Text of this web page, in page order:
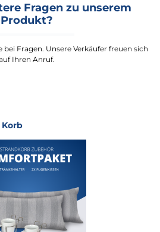
Fragen zu unserem
Produkt?
Fragen. Unsere Verkäufer freuen sich
Ihren Anruf.